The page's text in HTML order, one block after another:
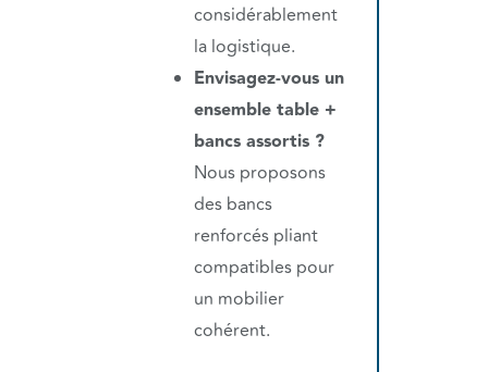
considérablement
la logistique.
Envisagez-vous un
ensemble table +
bancs assortis ?
Nous proposons
des bancs
renforcés pliant
compatibles pour
un mobilier
cohérent.